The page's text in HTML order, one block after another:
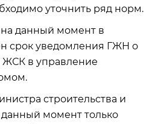
уточнить ряд норм.
на данный момент в
срок уведомления ГЖН о
в управление
строительства и
момент только